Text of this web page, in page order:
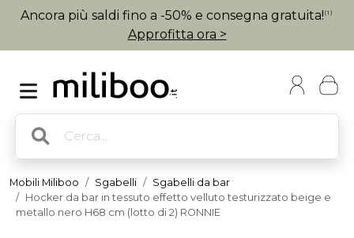
Ancora più saldi fino a -50% e consegna gratuita! (1)
Approfitta ora >
Mobili Miliboo Sgabelli
Sgabelli da bar
Hocker da bar in tessuto effetto velluto testurizzato beige e
metallo nero H68 cm (lotto di 2) RONNIE